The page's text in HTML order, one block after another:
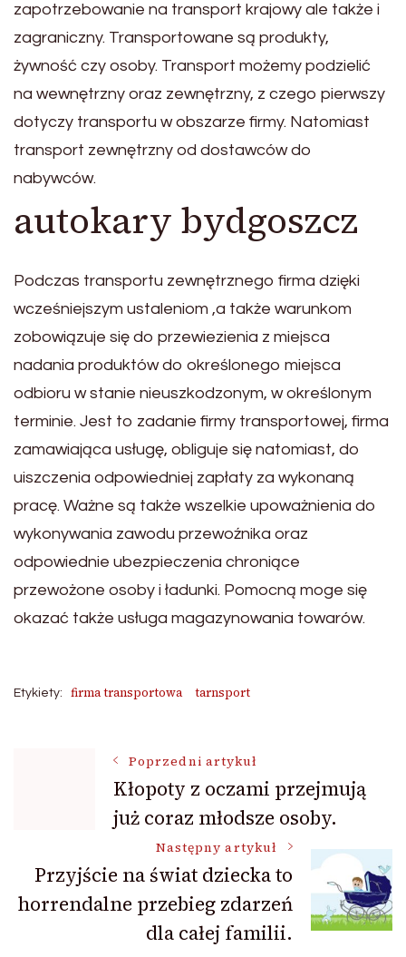
zapotrzebowanie na transport krajowy ale także i
zagraniczny. Transportowane są produkty,
żywność czy osoby. Transport możemy podzielić
na wewnętrzny oraz zewnętrzny, z czego pierwszy
dotyczy transportu w obszarze firmy. Natomiast
transport zewnętrzny od dostawców do
nabywców.
autokary bydgoszcz
Podczas transportu zewnętrznego firma dzięki
wcześniejszym ustaleniom ,a także warunkom
zobowiązuje się do przewiezienia z miejsca
nadania produktów do określonego miejsca
odbioru w stanie nieuszkodzonym, w określonym
terminie. Jest to zadanie firmy transportowej, firma
zamawiająca usługę, obliguje się natomiast, do
uiszczenia odpowiedniej zapłaty za wykonaną
pracę. Ważne są także wszelkie upoważnienia do
wykonywania zawodu przewoźnika oraz
odpowiednie ubezpieczenia chroniące
przewożone osoby i ładunki. Pomocną moge się
okazać także usługa magazynowania towarów.
Etykiety: firma transportowa tarnsport
Nawigacja
wpisu
Poprzedni artykuł
Kłopoty z oczami przejmują
już coraz młodsze osoby.
Następny artykuł
Przyjście na świat dziecka to
horrendalne przebieg zdarzeń
dla całej familii.